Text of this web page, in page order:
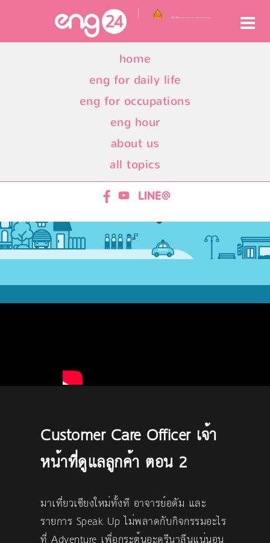
home
eng for daily life
eng for occupations
eng hour
about us
all topics
Customer Care Officer เจ้า
หน้าที่ดูแลลูกค้า ตอน 2
มาเที่ยวเชียงใหม่ทั้งที อาจารย์อดัม และ
รายการ Speak Up ไม่พลาดกับกิจกรรมอะไร